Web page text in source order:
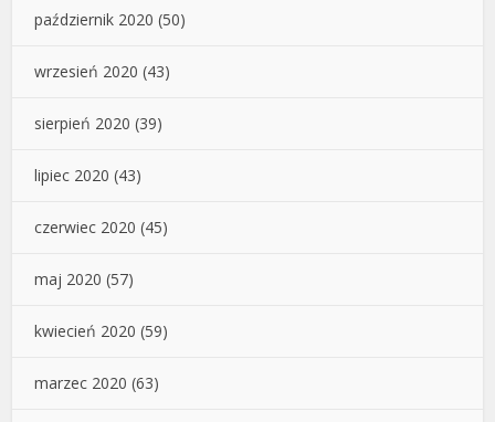
październik 2020 (50)
wrzesień 2020 (43)
sierpień 2020 (39)
lipiec 2020 (43)
czerwiec 2020 (45)
maj 2020 (57)
kwiecień 2020 (59)
marzec 2020 (63)